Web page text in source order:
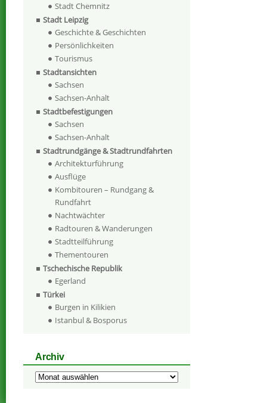
Stadt Chemnitz
Stadt Leipzig
Geschichte & Geschichten
Persönlichkeiten
Tourismus
Stadtansichten
Sachsen
Sachsen-Anhalt
Stadtbefestigungen
Sachsen
Sachsen-Anhalt
Stadtrundgänge & Stadtrundfahrten
Architekturführung
Ausflüge
Kombitouren – Rundgang &
Rundfahrt
Nachtwächter
Radtouren & Wanderungen
Stadtteilführung
Thementouren
Tschechische Republik
Egerland
Türkei
Burgen in Kilikien
Istanbul & Bosporus
Archiv
Archiv